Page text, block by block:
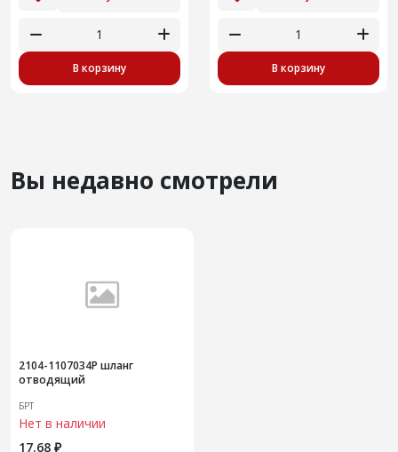
В корзину В корзину
Вы недавно смотрели
2104-1107034Р шланг
отводящий
БРТ
Нет в наличии
17.68 ₽